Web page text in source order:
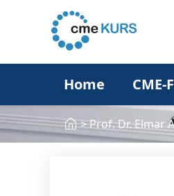
Home
>Prof. Dr. Elmar